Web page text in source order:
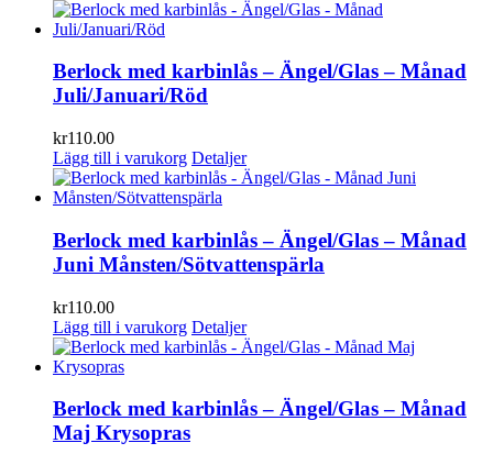
Berlock med karbinlås – Ängel/Glas – Månad
Juli/Januari/Röd
kr110.00
Lägg till i varukorg Detaljer
Berlock med karbinlås – Ängel/Glas – Månad
Juni Månsten/Sötvattenspärla
kr110.00
Lägg till i varukorg Detaljer
Berlock med karbinlås – Ängel/Glas – Månad
Maj Krysopras